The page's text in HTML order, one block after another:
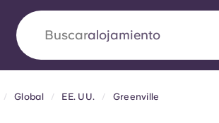
Buscaralojamiento
English (GB) English (US)
Global EE. UU. Greenville